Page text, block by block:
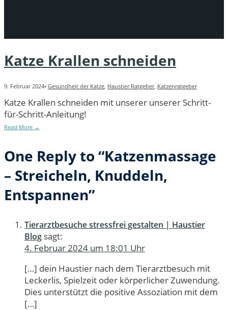
Katze Krallen schneiden
9. Februar 2024• Gesundheit der Katze Haustier Ratgeber, Katzenratgeber
Katze Krallen schneiden mit unserer unserer Schritt-
für-Schritt-Anleitung!
Read More →
One Reply to “Katzenmassage
– Streicheln, Knuddeln,
Entspannen”
Tierarztbesuche stressfrei gestalten | Haustier
Blog sagt:
4. Februar 2024 um 18:01 Uhr
[…] dein Haustier nach dem Tierarztbesuch mit
Leckerlis, Spielzeit oder körperlicher Zuwendung.
Dies unterstützt die positive Assoziation mit dem
[…]